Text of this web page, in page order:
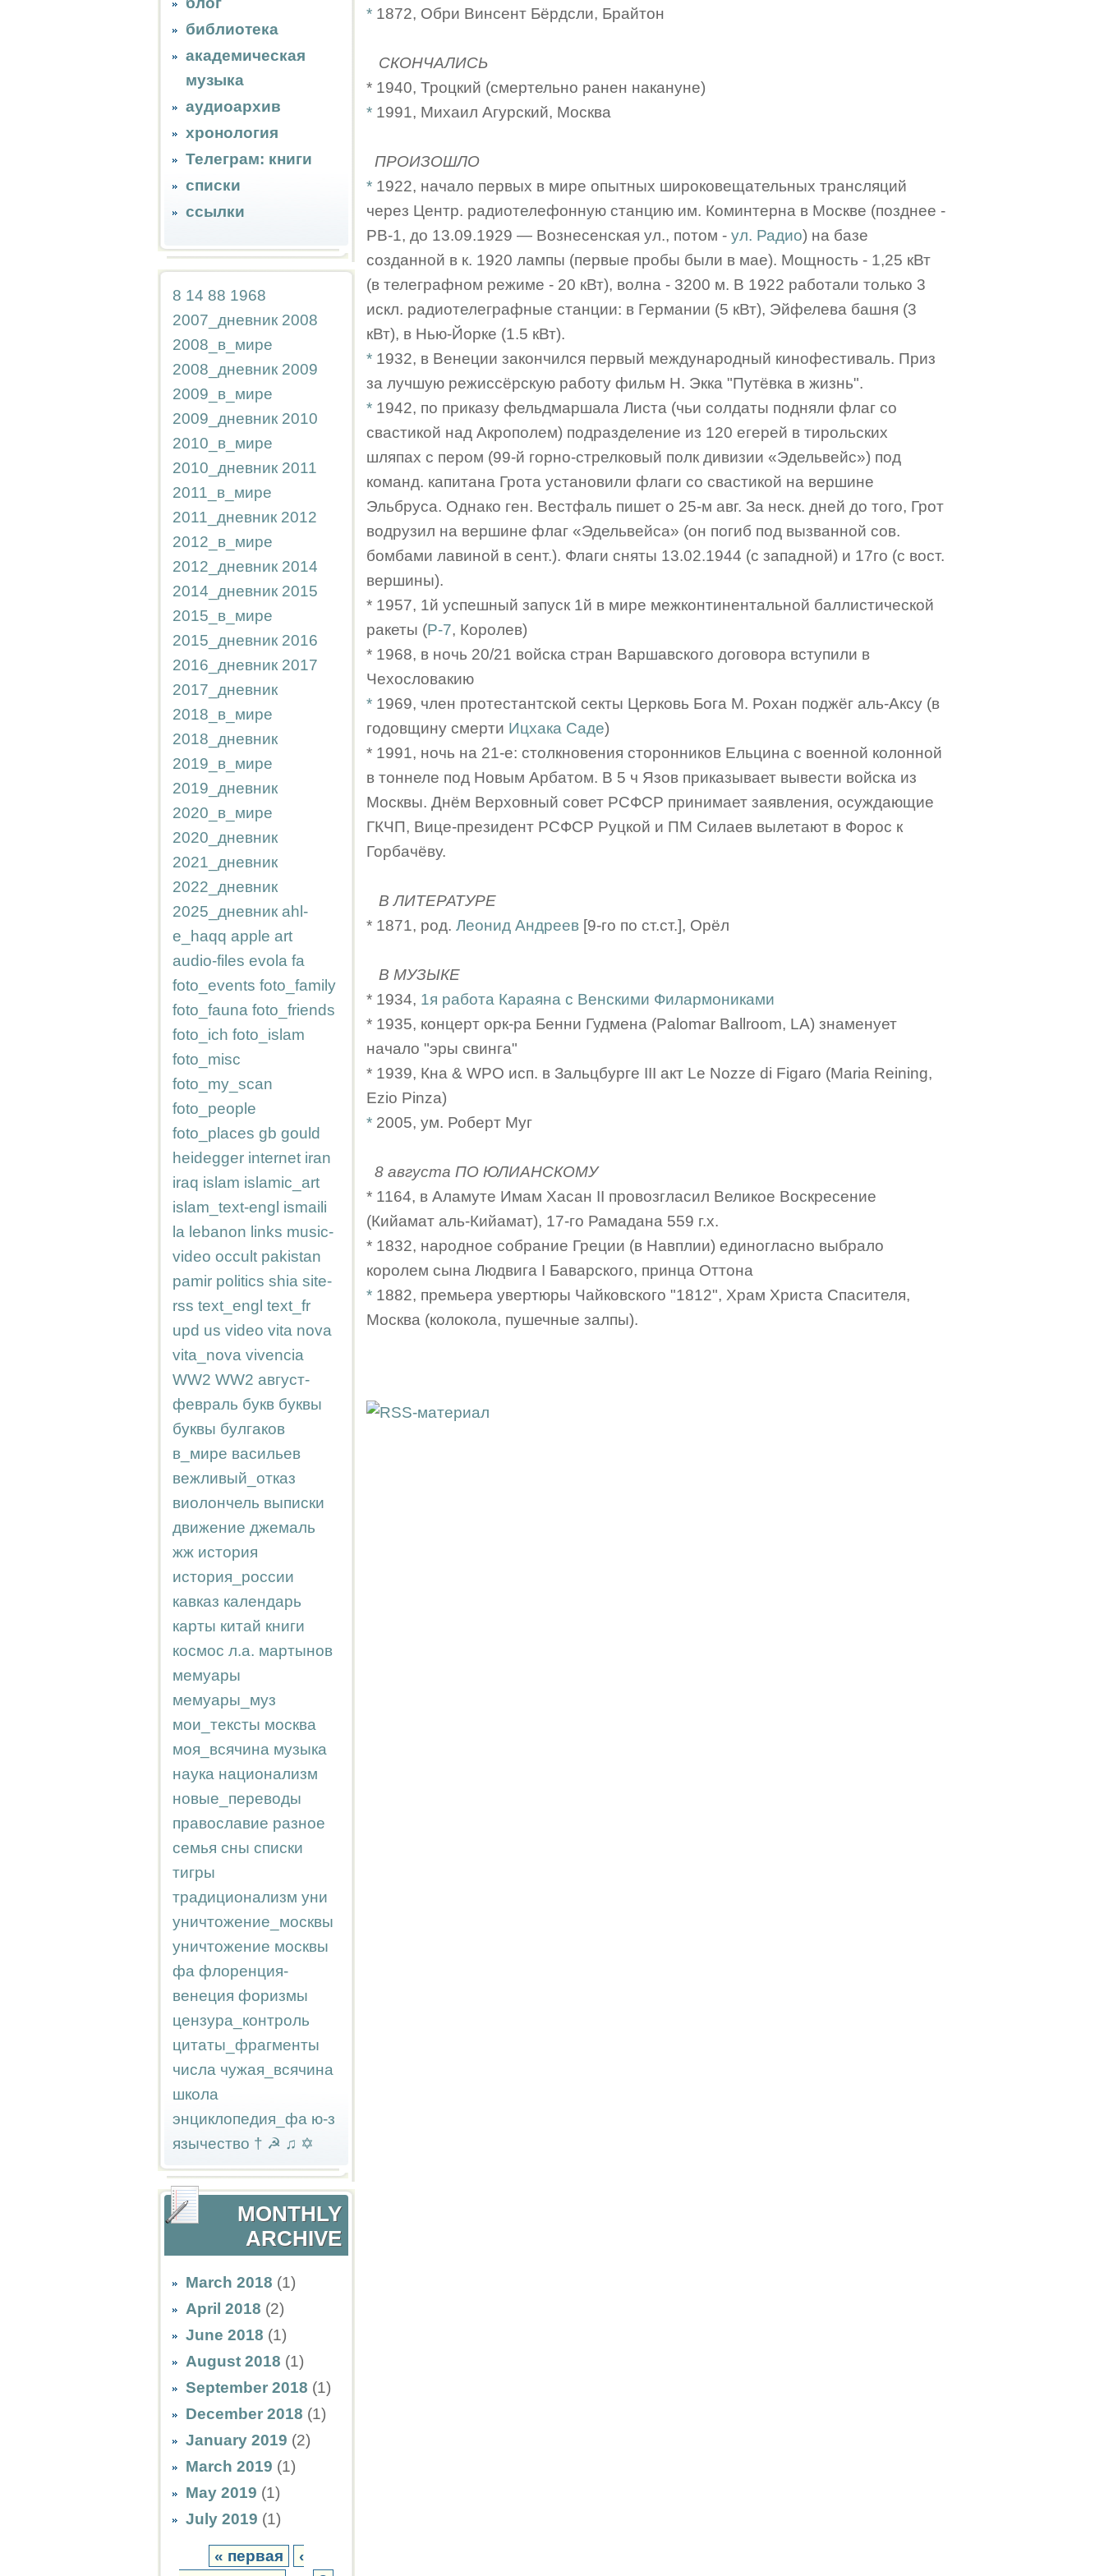
библиотека
академическая
музыка
аудиоархив
хронология
Телеграм: книги
списки
ссылки
8 14 88 1968
2007_дневник 2008
2008_в_мире
2008_дневник 2009
2009_в_мире
2009_дневник 2010
2010_в_мире
2010_дневник 2011
2011_в_мире
2011_дневник 2012
2012_в_мире
2012_дневник 2014
2014_дневник 2015
2015_в_мире
2015_дневник 2016
2016_дневник 2017
2017_дневник
2018_в_мире
2018_дневник
2019_в_мире
2019_дневник
2020_в_мире
2020_дневник
2021_дневник
2022_дневник
2025_дневник ahl-
e_haqq apple art
audio-files evola fa
foto_events foto_family
foto_fauna foto_friends
foto_ich foto_islam
foto_misc
foto_my_scan
foto_people
foto_places gb gould
heidegger internet iran
iraq islam islamic_art
islam_text-engl ismaili
la lebanon links music-
video occult pakistan
pamir politics shia site-
rss text_engl text_fr
upd us video vita nova
vita_nova vivencia
WW2 WW2 август-
февраль букв буквы
буквы булгаков
в_мире васильев
вежливый_отказ
виолончель выписки
движение джемаль
жж история
история_россии
кавказ календарь
карты китай книги
космос л.а. мартынов
мемуары
мемуары_муз
мои_тексты москва
моя_всячина музыка
наука национализм
новые_переводы
православие разное
семья сны списки
тигры
традиционализм уни
уничтожение_москвы
уничтожение москвы
фа флоренция-
венеция форизмы
цензура_контроль
цитаты_фрагменты
числа чужая_всячина
школа
энциклопедия_фа ю-з
язычество † ☭ ♫ ✡
MONTHLY
ARCHIVE
March 2018 (1)
April 2018 (2)
June 2018 (1)
August 2018 (1)
September 2018 (1)
December 2018 (1)
January 2019 (2)
March 2019 (1)
May 2019 (1)
July 2019 (1)
« первая
‹
* 1872, Обри Винсент Бёрдсли, Брайтон
СКОНЧАЛИСЬ
* 1940, Троцкий (смертельно ранен накануне)
* 1991, Михаил Агурский, Москва
ПРОИЗОШЛО
* 1922, начало первых в мире опытных широковещательных трансляций
через Центр. радиотелефонную станцию им. Коминтерна в Москве (позднее -
РВ-1, до 13.09.1929 — Вознесенская ул., потом - ул. Радио) на базе
созданной в к. 1920 лампы (первые пробы были в мае). Мощность - 1,25 кВт
(в телеграфном режиме - 20 кВт), волна - 3200 м. В 1922 работали только 3
искл. радиотелеграфные станции: в Германии (5 кВт), Эйфелева башня (3
кВт), в Нью-Йорке (1.5 кВт).
* 1932, в Венеции закончился первый международный кинофестиваль. Приз
за лучшую режиссёрскую работу фильм Н. Экка "Путёвка в жизнь".
* 1942, по приказу фельдмаршала Листа (чьи солдаты подняли флаг со
свастикой над Акрополем) подразделение из 120 егерей в тирольских
шляпах с пером (99-й горно-стрелковый полк дивизии «Эдельвейс») под
команд. капитана Грота установили флаги со свастикой на вершине
Эльбруса. Однако ген. Вестфаль пишет о 25-м авг. За неск. дней до того, Грот
водрузил на вершине флаг «Эдельвейса» (он погиб под вызванной сов.
бомбами лавиной в сент.). Флаги сняты 13.02.1944 (с западной) и 17го (с вост.
вершины).
* 1957, 1й успешный запуск 1й в мире межконтинентальной баллистической
ракеты (Р-7, Королев)
* 1968, в ночь 20/21 войска стран Варшавского договора вступили в
Чехословакию
* 1969, член протестантской секты Церковь Бога М. Рохан поджёг аль-Аксу (в
годовщину смерти Ицхака Саде)
* 1991, ночь на 21-е: столкновения сторонников Ельцина с военной колонной
в тоннеле под Новым Арбатом. В 5 ч Язов приказывает вывести войска из
Москвы. Днём Верховный совет РСФСР принимает заявления, осуждающие
ГКЧП, Вице-президент РСФСР Руцкой и ПМ Силаев вылетают в Форос к
Горбачёву.
В ЛИТЕРАТУРЕ
* 1871, род. Леонид Андреев [9-го по ст.ст.], Орёл
В МУЗЫКЕ
* 1934, 1я работа Караяна с Венскими Филармониками
* 1935, концерт орк-ра Бенни Гудмена (Palomar Ballroom, LA) знаменует
начало "эры свинга"
* 1939, Кна & WPO исп. в Зальцбурге III акт Le Nozze di Figaro (Maria Reining,
Ezio Pinza)
* 2005, ум. Роберт Муг
8 августа ПО ЮЛИАНСКОМУ
* 1164, в Аламуте Имам Хасан II провозгласил Великое Воскресение
(Кийамат аль-Кийамат), 17-го Рамадана 559 г.х.
* 1832, народное собрание Греции (в Навплии) единогласно выбрало
королем сына Людвига I Баварского, принца Оттона
* 1882, премьера увертюры Чайковского "1812", Храм Христа Спасителя,
Москва (колокола, пушечные залпы).